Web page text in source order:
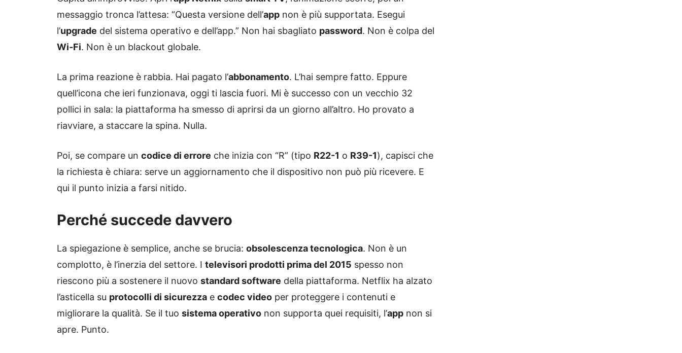
messaggio tronca l’attesa: “Questa versione dell’app non è più supportata. Esegui
l’upgrade del sistema operativo e dell’app.” Non hai sbagliato password. Non è colpa del
Wi‑Fi. Non è un blackout globale.
La prima reazione è rabbia. Hai pagato l’abbonamento. L’hai sempre fatto. Eppure
quell’icona che ieri funzionava, oggi ti lascia fuori. Mi è successo con un vecchio 32
pollici in sala: la piattaforma ha smesso di aprirsi da un giorno all’altro. Ho provato a
riavviare, a staccare la spina. Nulla.
Poi, se compare un codice di errore che inizia con “R” (tipo R22-1 o R39-1), capisci che
la richiesta è chiara: serve un aggiornamento che il dispositivo non può più ricevere. E
qui il punto inizia a farsi nitido.
Perché succede davvero
La spiegazione è semplice, anche se brucia: obsolescenza tecnologica. Non è un
complotto, è l’inerzia del settore. I televisori prodotti prima del 2015 spesso non
riescono più a sostenere il nuovo standard software della piattaforma. Netflix ha alzato
l’asticella su protocolli di sicurezza e codec video per proteggere i contenuti e
migliorare la qualità. Se il tuo sistema operativo non supporta quei requisiti, l’app non si
apre. Punto.